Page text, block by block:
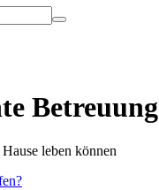
Betreuung
leben können